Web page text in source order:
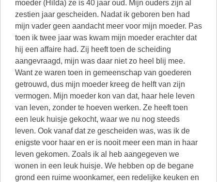
moeder (Hilda) ze is 40 jaar oud. Mijn ouders zijn al
zestien jaar gescheiden. Nadat ik geboren ben had
mijn vader geen aandacht meer voor mijn moeder. Pas
toen ik twee jaar was kwam mijn moeder erachter dat
hij een affaire had. Zij heeft toen de scheiding
aangevraagd, mijn was daar niet zo heel blij mee.
Want ze waren toen in gemeenschap van goederen
getrouwd, dus mijn moeder kreeg de helft van zijn
vermogen. Mijn moeder kon van dat, haar hele leven
van leven, zonder te hoeven werken. Ze heeft toen
een leuk huisje gekocht, waar we nu nog steeds
leven. Ook vanaf dat ze gescheiden was, was ik de
enigste voor haar en er is nooit meer een man in haar
leven gekomen. Zoals ik al heb aangegeven we
wonen in een leuk huisje. We hebben op de begane
grond een ruime woonkamer, een redelijke keuken en